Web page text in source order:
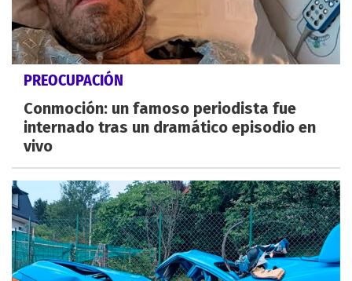
PREOCUPACIÓN
Conmoción: un famoso periodista fue
internado tras un dramático episodio en
vivo